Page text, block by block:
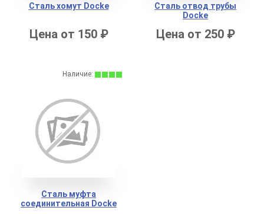
Сталь хомут Docke
Цена от 150 ₽
Сталь отвод трубы
Docke
Цена от 250 ₽
Наличие:
Сталь муфта
соединительная Docke